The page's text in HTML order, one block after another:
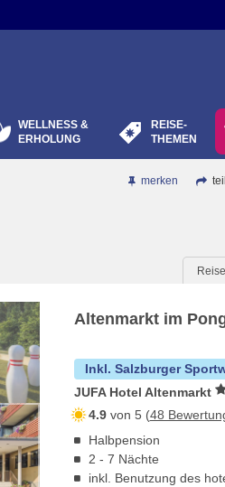
WELLNESS &
ERHOLUNG
REISE-
THEMEN
merken
Altenmarkt im
Inkl. Salzburger
JUFA Hotel Altenmarkt
4.9von 5 (48
Halbpension
2 - 7 Nächte
inkl. Benutzung des